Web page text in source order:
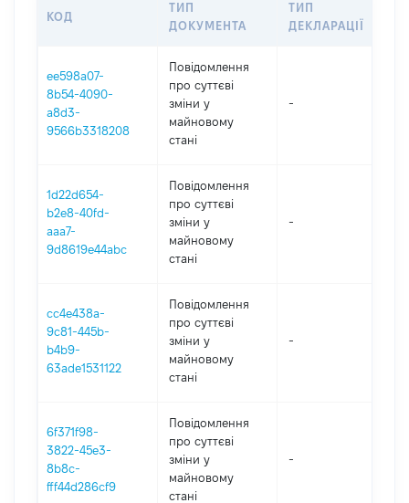
КОД
ТИП
ДОКУМЕНТА
ТИП
ДЕКЛАРАЦІЇ
ee598a07-
8b54-4090-
a8d3-
9566b3318208
Повідомлення
про суттєві
зміни y
майновому
стані
-
1d22d654-
b2e8-40fd-
aaa7-
9d8619e44abc
Повідомлення
про суттєві
зміни y
майновому
стані
-
cc4e438a-
9c81-445b-
b4b9-
63ade1531122
Повідомлення
про суттєві
зміни y
майновому
стані
-
6f371f98-
3822-45e3-
8b8c-
fff44d286cf9
Повідомлення
про суттєві
зміни y
майновому
стані
-